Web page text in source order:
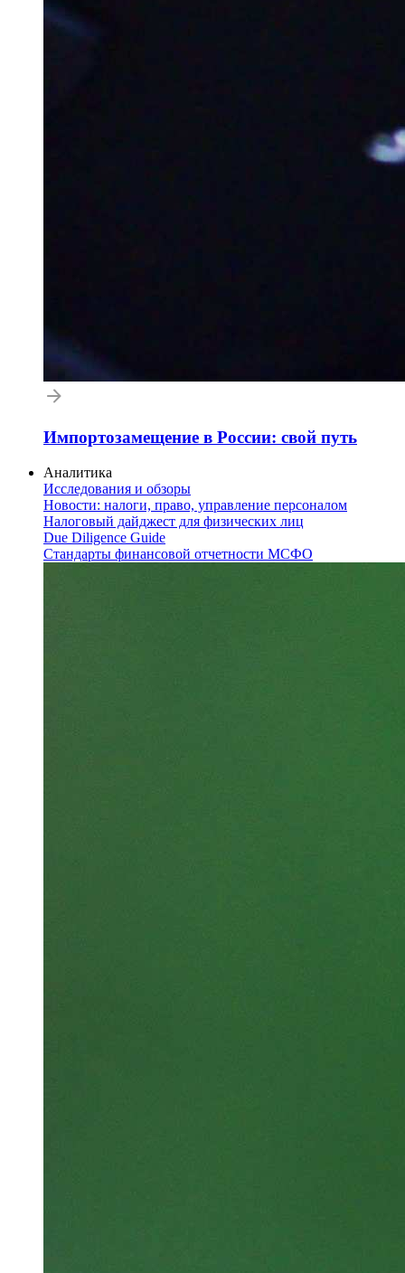
Импортозамещение в России: свой путь
Аналитика
Исследования и обзоры
Новости: налоги, право, управление персоналом
Налоговый дайджест для физических лиц
Due Diligence Guide
Стандарты финансовой отчетности МСФО